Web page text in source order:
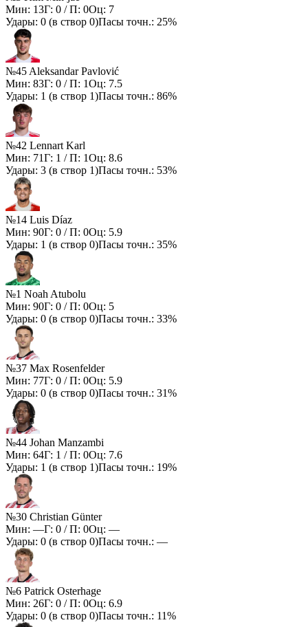
Мин: 13Г: 0 / П: 0Оц: 7
Удары: 0 (в створ 0)Пасы точн.: 25%
№45 Aleksandar Pavlović
Мин: 83Г: 0 / П: 1Оц: 7.5
Удары: 1 (в створ 1)Пасы точн.: 86%
№42 Lennart Karl
Мин: 71Г: 1 / П: 1Оц: 8.6
Удары: 3 (в створ 1)Пасы точн.: 53%
№14 Luis Díaz
Мин: 90Г: 0 / П: 0Оц: 5.9
Удары: 1 (в створ 0)Пасы точн.: 35%
№1 Noah Atubolu
Мин: 90Г: 0 / П: 0Оц: 5
Удары: 0 (в створ 0)Пасы точн.: 33%
№37 Max Rosenfelder
Мин: 77Г: 0 / П: 0Оц: 5.9
Удары: 0 (в створ 0)Пасы точн.: 31%
№44 Johan Manzambi
Мин: 64Г: 1 / П: 0Оц: 7.6
Удары: 1 (в створ 1)Пасы точн.: 19%
№30 Christian Günter
Мин: —Г: 0 / П: 0Оц: —
Удары: 0 (в створ 0)Пасы точн.: —
№6 Patrick Osterhage
Мин: 26Г: 0 / П: 0Оц: 6.9
Удары: 0 (в створ 0)Пасы точн.: 11%